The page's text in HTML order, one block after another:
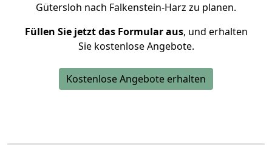
Gütersloh nach Falkenstein-Harz zu planen.
Füllen Sie jetzt das Formular aus, und erhalten
Sie kostenlose Angebote.
Kostenlose Angebote erhalten